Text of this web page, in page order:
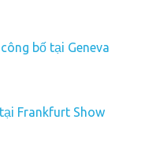
bố tại Geneva
Frankfurt Show